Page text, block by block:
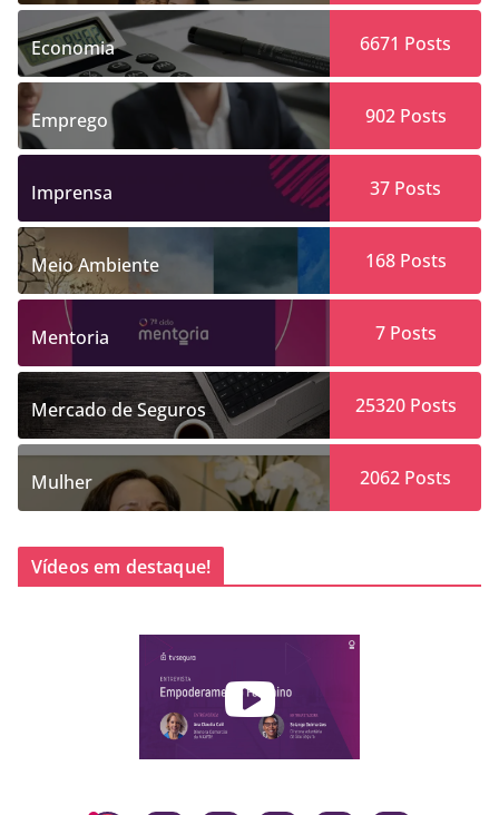
Economia 6671 Posts
Emprego 902Posts
Imprensa 37 Posts
Meio Ambiente 168Posts
Mentoria 7Posts
Mercado de Seguros 25320Posts
Mulher 2062 Posts
Vídeos em destaque!